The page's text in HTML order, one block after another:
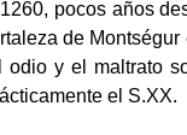
pocos años
de Montségur
odio y el maltrato
el S.XX.